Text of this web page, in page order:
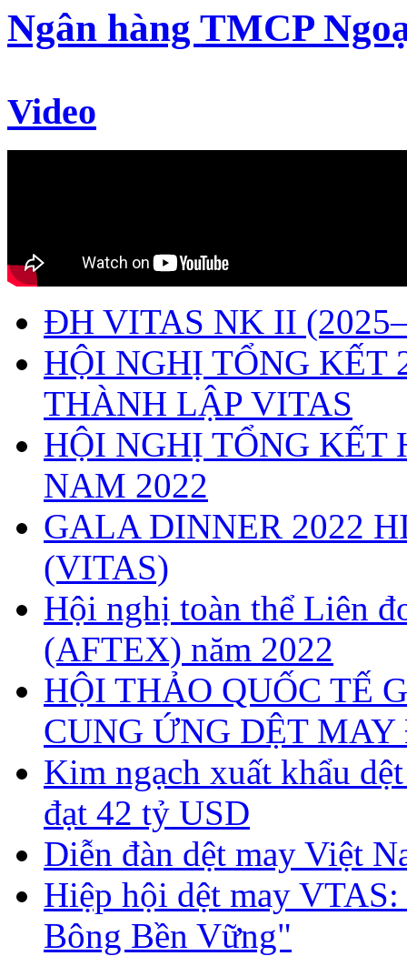
Ngân hàng TMCP
Video
ĐH VITAS NK II
HỘI NGHỊ TỔNG
THÀNH LẬP VITAS
HỘI NGHỊ TỔNG KẾT
NAM 2022
GALA DINNER 2022
(VITAS)
Hội nghị toàn thể Liên
(AFTEX) năm 2022
HỘI THẢO QUỐC TẾ
CUNG ỨNG DỆT
Kim ngạch xuất khẩu
đạt 42 tỷ USD
Diễn đàn dệt may Việt
Hiệp hội dệt may
Bông Bền Vững"